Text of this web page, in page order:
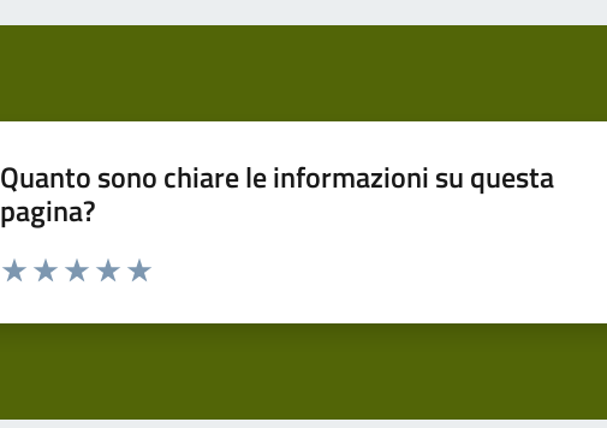
Quanto sono chiare le informazioni su questa
pagina?